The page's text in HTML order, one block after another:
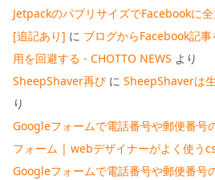
JetpackのパブリサイズでFacebookに
[追記あり] に ブログからFacebook記
用を回避する - CHOTTO NEWS より
SheepShaver再び に SheepShaverは
り
Googleフォームで電話番号や郵便番号
フォーム | webデザイナーがよく使う
Googleフォームで電話番号や郵便番号